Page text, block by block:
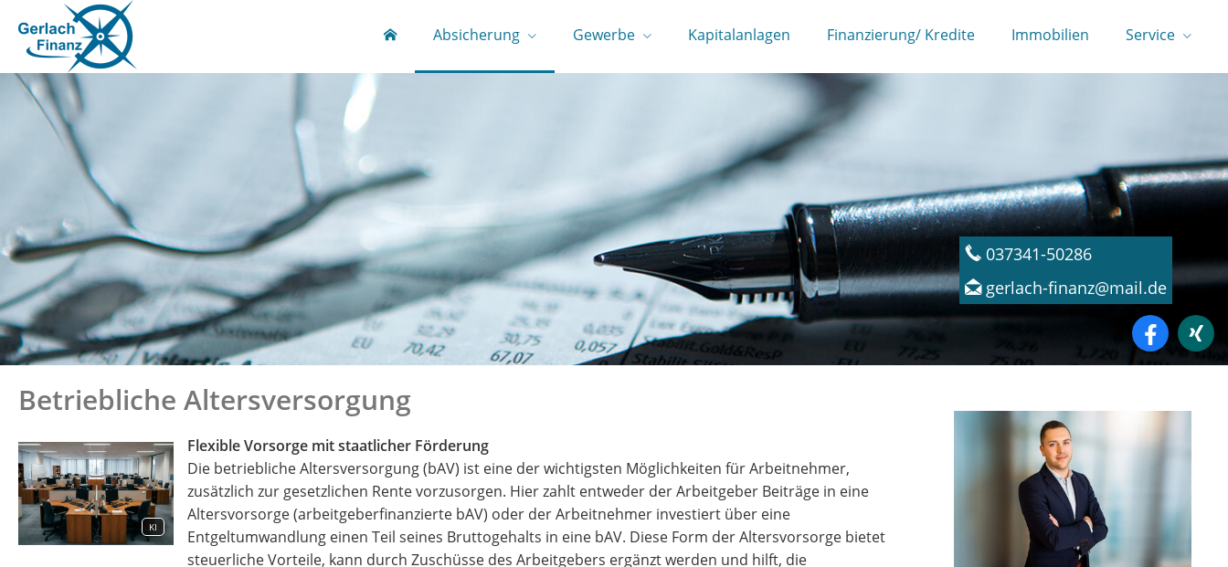
Absicherung Gewerbe Kapitalanlagen Finanzierung/ Kredite Immobilien Service
037341-50286
gerlach-finanz@mail.de
Betriebliche Altersversorgung
KI
Flexible Vorsorge mit staatlicher Förderung
Die betriebliche Altersversorgung (bAV) ist eine der wichtigsten Möglichkeiten für Arbeitnehmer,
zusätzlich zur gesetzlichen Rente vorzusorgen. Hier zahlt entweder der Arbeitgeber Beiträge in eine
Altersvorsorge (arbeitgeberfinanzierte bAV) oder der Arbeitnehmer investiert über eine
Entgeltumwandlung einen Teil seines Bruttogehalts in eine bAV. Diese Form der Altersvorsorge bietet
steuerliche Vorteile, kann durch Zuschüsse des Arbeitgebers ergänzt werden und hilft, die